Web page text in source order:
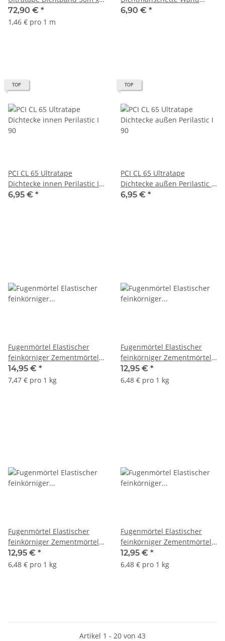
12cm
72,90 € *
1,46 € pro 1 m
Perilastic 100x100 mm
6,90 € *
TOP
PCI CL 65 Ultratape
Dichtecke innen Perilastic I
90
6,95 € *
TOP
PCI CL 65 Ultratape
Dichtecke außen Perilastic I
90
6,95 € *
Fugenmörtel Elastischer
feinkörniger Zementmörtel
1-7 mm silbergrau 136
ATLAS 2Kg
14,95 € *
7,47 € pro 1 kg
Fugenmörtel Elastischer
feinkörniger Zementmörtel
1-7 mm zementgrau 211
ATLAS 2Kg
12,95 € *
6,48 € pro 1 kg
Fugenmörtel Elastischer
feinkörniger Zementmörtel
1-7 mm lichtgrau 034 ATLAS
2Kg
12,95 € *
6,48 € pro 1 kg
Fugenmörtel Elastischer
feinkörniger Zementmörtel
1-7 mm dunkelgrau 036
ATLAS 2Kg
12,95 € *
6,48 € pro 1 kg
Artikel 1 - 20 von 43